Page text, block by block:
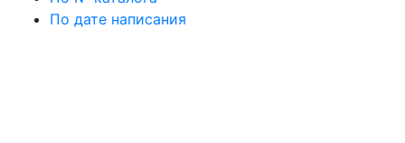
По дате написания